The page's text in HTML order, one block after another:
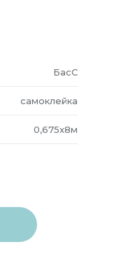
БасС
самоклейка
0,675x8м